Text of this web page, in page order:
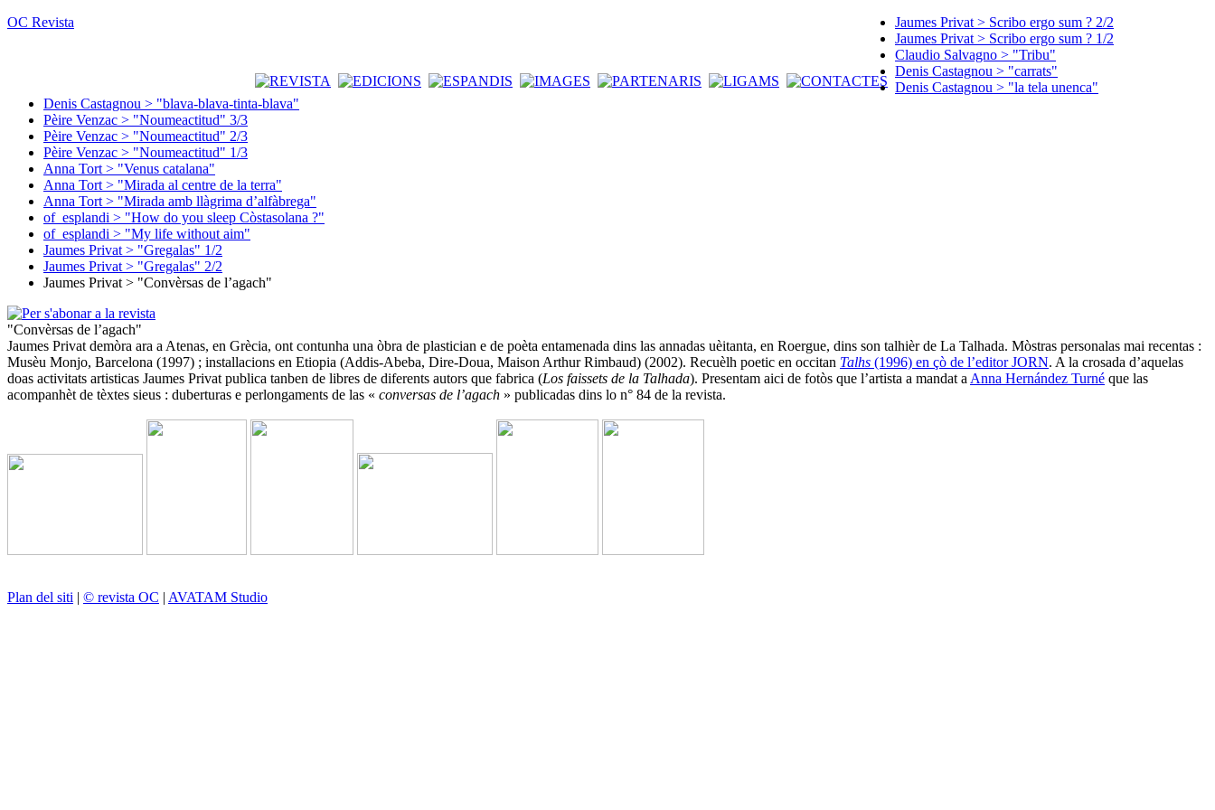
OC Revista
Jaumes Privat > Scribo ergo sum ? 2/2
Jaumes Privat > Scribo ergo sum ? 1/2
Claudio Salvagno > "Tribu"
Denis Castagnou > "carrats"
Denis Castagnou > "la tela unenca"
Denis Castagnou > "blava-blava-tinta-blava"
Pèire Venzac > "Noumeactitud" 3/3
Pèire Venzac > "Noumeactitud" 2/3
Pèire Venzac > "Noumeactitud" 1/3
Anna Tort > "Venus catalana"
Anna Tort > "Mirada al centre de la terra"
Anna Tort > "Mirada amb llàgrima d’alfàbrega"
of_esplandi > "How do you sleep Còstasolana ?"
of_esplandi > "My life without aim"
Jaumes Privat > "Gregalas" 1/2
Jaumes Privat > "Gregalas" 2/2
Jaumes Privat > "Convèrsas de l’agach"
"Convèrsas de l’agach"
Jaumes Privat demòra ara a Atenas, en Grècia, ont contunha una òbra de plastician e de poèta entamenada dins las annadas uèitanta, en Roergue, dins son talhièr de La Talhada. Mòstras personalas mai recentas :
Musèu Monjo, Barcelona (1997) ; installacions en Etiopia (Addis-Abeba, Dire-Doua, Maison Arthur Rimbaud) (2002). Recuèlh poetic en occitan Talhs (1996) en çò de l’editor JORN. A la crosada d’aquelas
doas activitats artisticas Jaumes Privat publica tanben de libres de diferents autors que fabrica (Los faissets de la Talhada). Presentam aici de fotòs que l’artista a mandat a Anna Hernández Turné que las
acompanhèt de tèxtes sieus : duberturas e perlongaments de las « conversas de l’agach » publicadas dins lo n° 84 de la revista.
Plan del siti | © revista OC | AVATAM Studio